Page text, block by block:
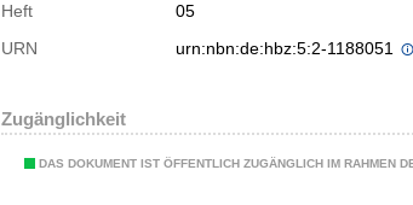
Heft
05
URN
urn:nbn:de:hbz:5:2-1188051
Zugänglichkeit
DAS DOKUMENT IST ÖFFENTLICH ZUGÄNGLICH IM RAHMEN